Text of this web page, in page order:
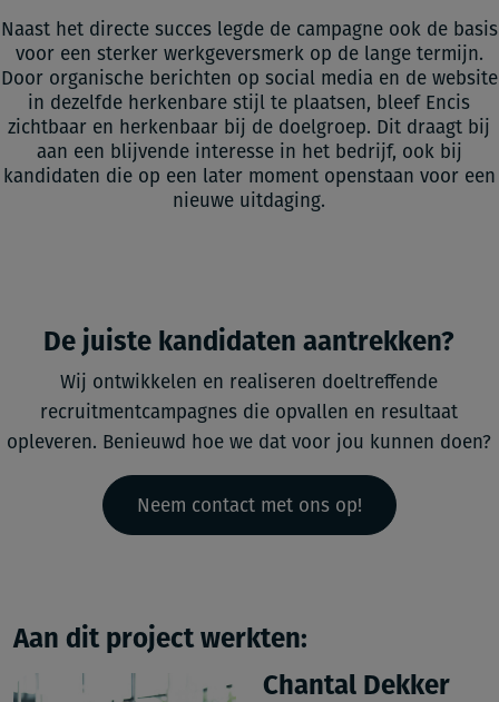
Naast het directe succes legde de campagne ook de basis
voor een sterker werkgeversmerk op de lange termijn.
Door organische berichten op social media en de website
in dezelfde herkenbare stijl te plaatsen, bleef Encis
zichtbaar en herkenbaar bij de doelgroep. Dit draagt bij
aan een blijvende interesse in het bedrijf, ook bij
kandidaten die op een later moment openstaan voor een
nieuwe uitdaging.
De juiste kandidaten aantrekken?
Wij ontwikkelen en realiseren doeltreffende
recruitmentcampagnes die opvallen en resultaat
opleveren. Benieuwd hoe we dat voor jou kunnen doen?
Neem contact met ons op!
Aan dit project werkten:
Chantal Dekker